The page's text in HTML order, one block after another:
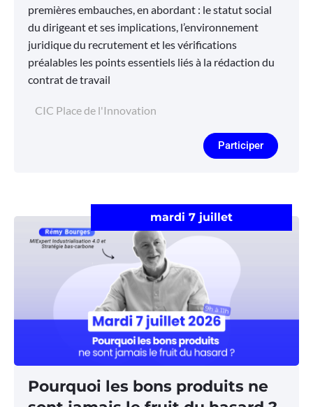
premières embauches, en abordant : le statut social
du dirigeant et ses implications, l’environnement
juridique du recrutement et les vérifications
préalables les points essentiels liés à la rédaction du
contrat de travail
CIC Place de l'Innovation
Participer
mardi 7 juillet
Pourquoi les bons produits ne